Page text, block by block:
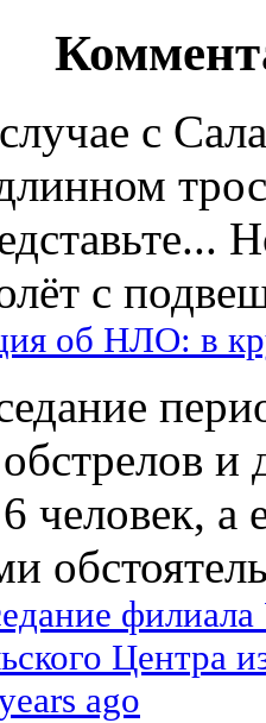
с
с
об НЛО: в
и
человек, а
Центра
ago